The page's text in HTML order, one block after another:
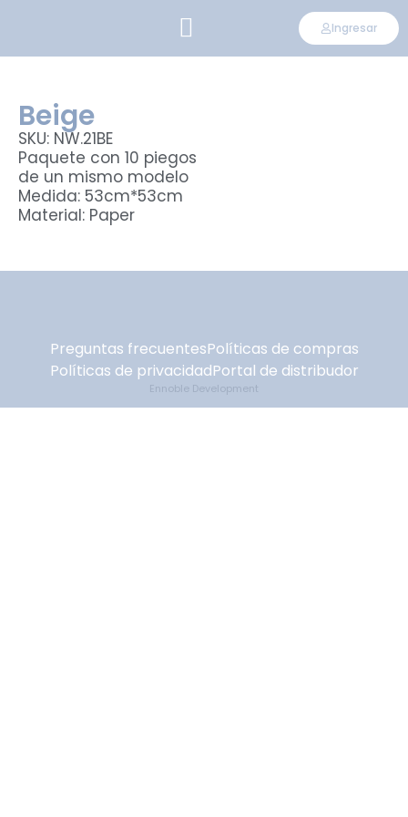
Ingresar
Beige
SKU: NW.21BE
Paquete con 10 piegos
de un mismo modelo
Medida: 53cm*53cm
Material: Paper
Preguntas frecuentesPolíticas de compras
Políticas de privacidadPortal de distribudor
Ennoble Development